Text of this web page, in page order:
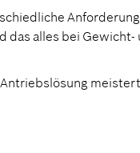
das alles bei Gewicht-